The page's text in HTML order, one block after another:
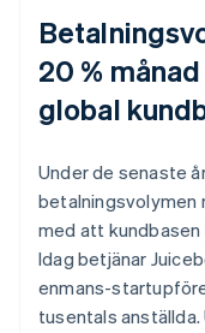
20 %
global
Under de senaste
betalningsvolymen
med att kundbasen
Idag betjänar
enmans-
tusentals